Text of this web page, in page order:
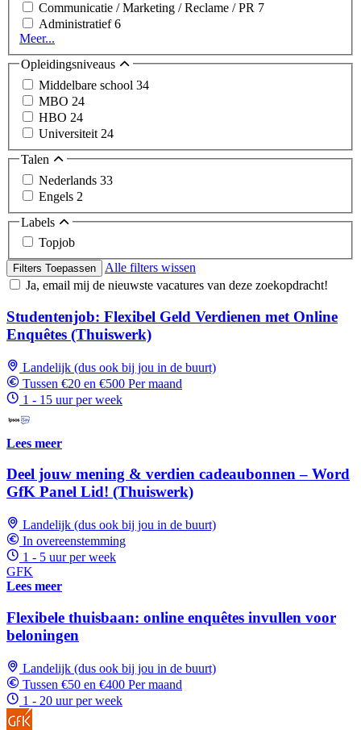
Communicatie / Marketing / Reclame / PR 7
Administratief6
Meer...
Opleidingsniveaus
Middelbare school 34
MBO 24
HBO 24
Universiteit 24
Talen
Nederlands 33
Engels 2
Labels
Topjob
Filters Toepassen
Alle filters wissen
Ja, email mij de nieuwste vacatures van deze zoekopdracht!
Studentenjob: Flexibel Geld Verdienen met Online
Enquêtes (Thuiswerk)
Landelijk (dus ook bij jou in de buurt)
Tussen €20 en €500 Per maand
1 - 15 uur per week
Lees meer
Deel jouw mening & verdien cadeaubonnen – Word
GfK Panel Lid! (Thuiswerk)
Landelijk (dus ook bij jou in de buurt)
In overeenstemming
1 - 5 uur per week
GFK
Lees meer
Flexibele thuisbaan: online enquêtes invullen voor
beloningen
Landelijk (dus ook bij jou in de buurt)
Tussen €50 en €400 Per maand
1 - 20 uur per week